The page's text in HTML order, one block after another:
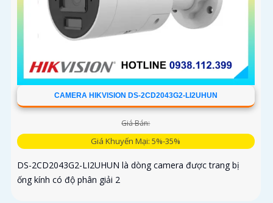
CAMERA HIKVISION DS-2CD2043G2-LI2UHUN
Giá Bán:
Giá Khuyến Mại: 5%-35%
DS-2CD2043G2-LI2UHUN là dòng camera được trang bị
ống kính có độ phân giải 2